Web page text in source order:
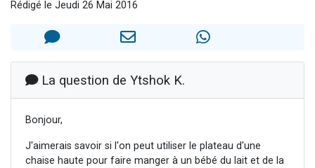
Il reste 49 places pour étudier en groupe sur Zoom
Eva vient de donner son Maasser
Rédigé le Jeudi 26 Mai 2016
La question de Ytshok K.
Bonjour,
J'aimerais savoir si l'on peut utiliser le plateau d'une
chaise haute pour faire manger à un bébé du lait et de la